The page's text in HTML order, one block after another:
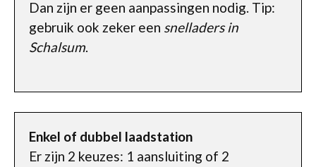
Dan zijn er geen aanpassingen nodig. Tip:
gebruik ook zeker een snelladers in
Schalsum.
Enkel of dubbel laadstation
Er zijn 2 keuzes: 1 aansluiting of 2